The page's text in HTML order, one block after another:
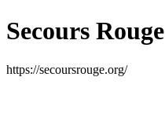
Secours Rouge
https://secoursrouge.org/